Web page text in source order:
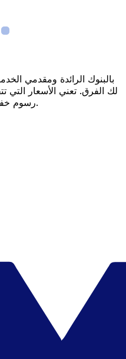
لك الفرق. تعني الأسعار التي
رسوم خفية قيمة أكبر على كل عملية تحويل.